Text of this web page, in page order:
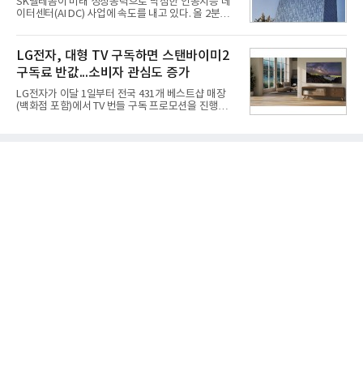
오는 올해 2분기 연결 기준 매출 2조985억원, 영업이
익 2770억원을 기록했다. 전년 동기 대비 매출과 영업
은 4884억
이터센터(AI DC) 사업에 속도를 내고 있다. 올 2분기
는 2035년까지 총 15GW(기가와트) 규모의 AI DC를
구축하겠다는 대형 청사진을 제시하면서다. 이에 따
라 경쟁 구도 역시 이동통신사인 KT, LG유플러스를
넘어 네이버, 삼성SDS 등 IT 인프라 기업으로 확장되
고 있다.7일 SK텔레콤에 따르면 회사는 올해 2분기
연결 기준 매출 4조 3591억원, 영업이익 5660억원을
기록했다. 매출은 전년 동기 대비 0.5%, 영업이익은
LG전자, 대형 TV 구독하면 스탠바이미2
구독료 반값...소비자 관심도 증가
LG전자가 이달 1일부터 전국 431개 베스트샵 매장
(백화점 포함)에서 TV 번들 구독 프로모션을 진행하고